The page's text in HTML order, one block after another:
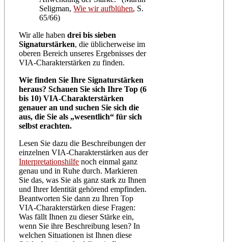
Seligman,Wie wir aufblühen, S.
65/66)
Wir alle habendrei bis sieben
Signaturstärken, die üblicherweise im
oberen Bereich unseres Ergebnisses der
VIA-Charakterstärken zu finden.
Wie finden Sie Ihre Signaturstärken
heraus? Schauen Sie sich Ihre Top (6
bis 10) VIA-Charakterstärken
genauer an und suchen Sie sich die
aus, die Sie als „wesentlich“ für sich
selbst erachten.
Lesen Sie dazu die Beschreibungen der
einzelnen VIA-Charakterstärken aus der
Interpretationshilfe noch einmal ganz
genau und in Ruhe durch. Markieren
Sie das, was Sie als ganz stark zu Ihnen
und Ihrer Identität gehörend empfinden.
Beantworten Sie dann zu Ihren Top
VIA-Charakterstärken diese Fragen:
Was fällt Ihnen zu dieser Stärke ein,
wenn Sie ihre Beschreibung lesen? In
welchen Situationen ist Ihnen diese